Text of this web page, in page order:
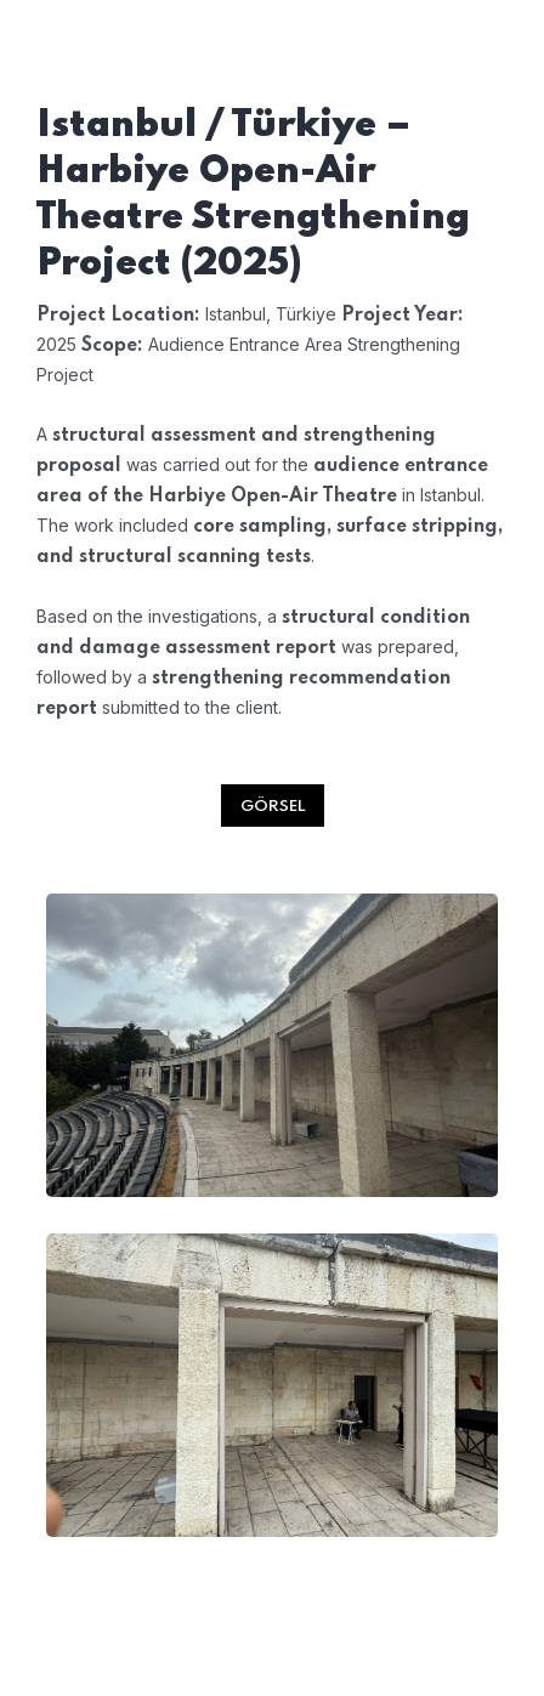
Istanbul / Türkiye –
Harbiye Open-Air
Theatre Strengthening
Project (2025)
Project Location: Istanbul, Türkiye Project Year:
2025 Scope: Audience Entrance Area Strengthening
Project
A structural assessment and strengthening
proposal
was carried out for the audience entrance
area of the Harbiye Open-Air Theatre in Istanbul.
The work included core sampling, surface stripping,
and structural scanning tests.
Based on the investigations, a structural condition
and damage assessment report was prepared,
followed by a strengthening recommendation
report submitted to the client.
GÖRSEL